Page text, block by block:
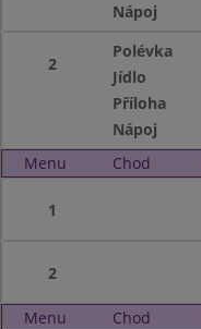
Nápoj
2
Polévka
Jídlo
Příloha
Nápoj
Menu
Chod
1
2
Menu Chod